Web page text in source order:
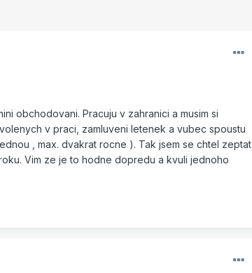
obchodovani. Pracuju v zahranici a musim si
v praci, zamluveni letenek a vubec spoustu
, max. dvakrat rocne ). Tak jsem se chtel zeptat
Vim ze je to hodne dopredu a kvuli jednoho